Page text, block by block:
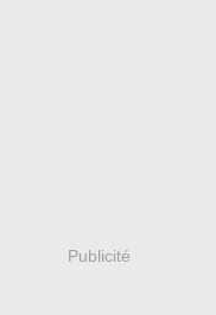
Publicité